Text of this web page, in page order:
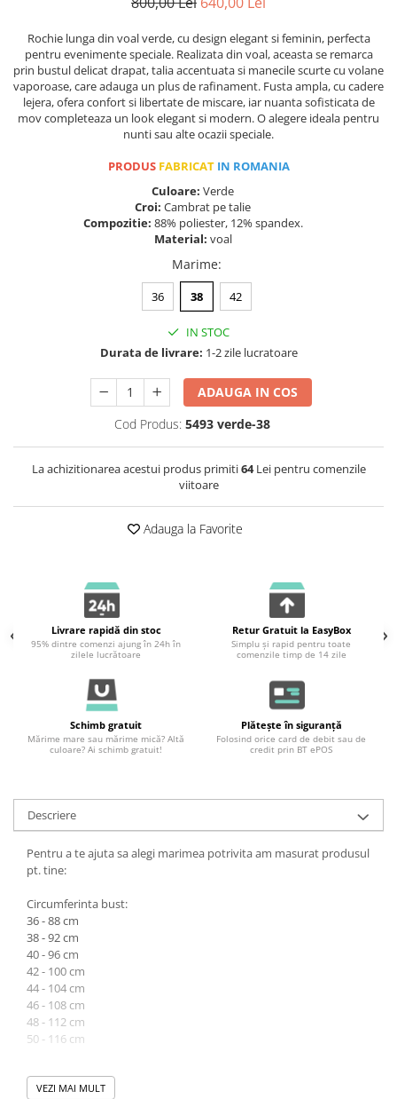
Rochie lunga din voal verde, cu design elegant si feminin, perfecta
pentru evenimente speciale. Realizata din voal, aceasta se remarca
prin bustul delicat drapat, talia accentuata si manecile scurte cu volane
vaporoase, care adauga un plus de rafinament. Fusta ampla, cu cadere
lejera, ofera confort si libertate de miscare, iar nuanta sofisticata de
mov completeaza un look elegant si modern. O alegere ideala pentru
nunti sau alte ocazii speciale.
PRODUSFABRICAT IN ROMANIA
Culoare: Verde
Croi: Cambrat pe talie
Compozitie: 88% poliester, 12% spandex.
Material: voal
Marime:
36 38 42
IN STOC
Durata de livrare: 1-2 zile lucratoare
ADAUGA IN COS
Cod Produs: 5493 verde-38
La achizitionarea acestui produs primiti64Lei pentru comenzile
viitoare
Adauga la Favorite
Livrare rapidă din stoc
95% dintre comenzi ajung în 24h în
zilele lucrătoare
Retur Gratuit la EasyBox
Simplu și rapid pentru toate
comenzile timp de 14 zile
Schimb gratuit
Mărime mare sau mărime mică? Altă
culoare? Ai schimb gratuit!
Plătește în siguranță
Folosind orice card de debit sau de
credit prin BT ePOS
Descriere
Pentru a te ajuta sa alegi marimea potrivita am masurat produsul
pt. tine:
Circumferinta bust:
36 - 88 cm
38 - 92 cm
40 - 96 cm
42 - 100 cm
44 - 104 cm
46 - 108 cm
48 - 112 cm
50 - 116 cm
Circumferinta talie:
36 - 70 cm
VEZI MAI MULT